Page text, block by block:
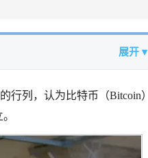
展开 ▾
行列，认为比特币（Bitcoin）